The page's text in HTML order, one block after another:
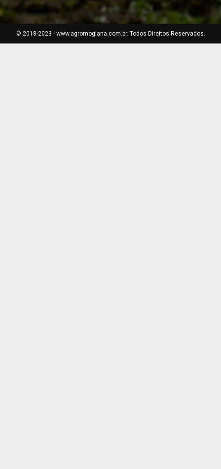
© 2018-2023 - www.agromogiana.com.br. Todos Direitos Reservados.